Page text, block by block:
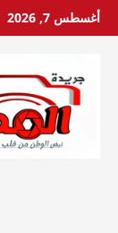
تخطيأغسطس 7, 2026